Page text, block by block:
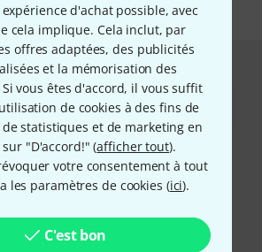
d'achat possible, avec
cela implique. Cela inclut, par
offres adaptées, des publicités
et la mémorisation des
vous êtes d'accord, il vous suffit
de cookies à des fins de
statistiques et de marketing en
"D'accord!" (afficher tout).
votre consentement à tout
les paramètres de cookies (ici).
C'est bon
* Requis
en toute sécurité
et sécurisée par Virement
Pay,
ou Carte de crédit.